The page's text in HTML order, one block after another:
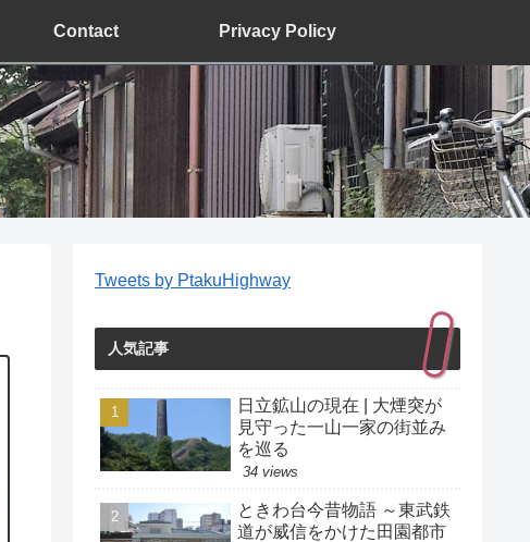
Contact Privacy Policy
Tweets by PtakuHighway
人気記事
日立鉱山の現在 | 大煙突が
見守った一山一家の街並み
を巡る
34 views
ときわ台今昔物語 ～東武鉄
道が威信をかけた田園都市